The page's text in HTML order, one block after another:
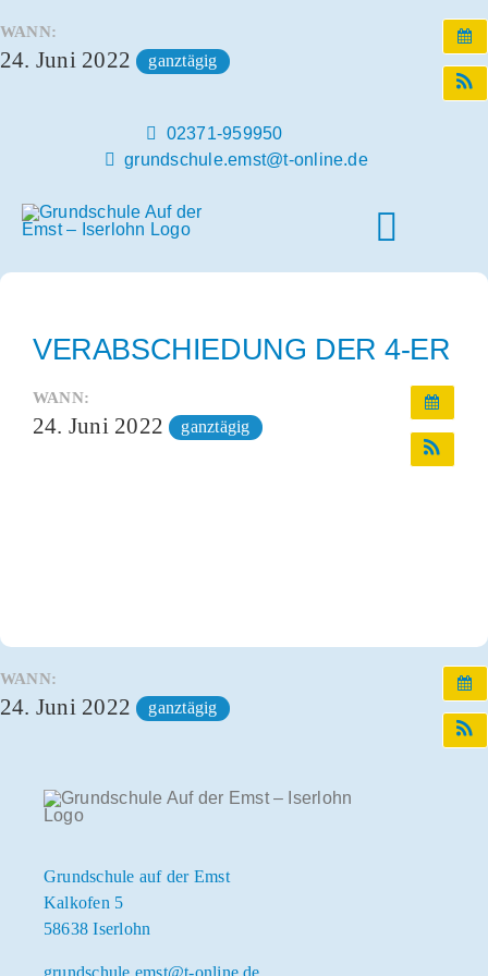
Inhalt
springen
WANN:
24. Juni 2022 ganztägig
02371-959950
grundschule.emst@t-online.de
Toggle
Schulleben
VERABSCHIEDUNG DER 4-ER
WANN:
24. Juni 2022 ganztägig
WANN:
24. Juni 2022 ganztägig
Grundschule auf der Emst
Kalkofen 5
58638 Iserlohn
grundschule.emst@t-online.de